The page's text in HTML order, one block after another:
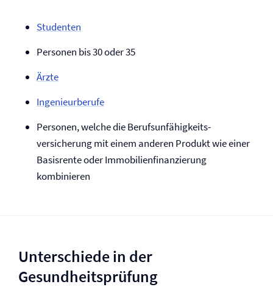
Studenten
Personen bis 30 oder 35
Ärzte
Ingenieurberufe
Personen, welche die Berufs­unfähigkeits­
versicherung mit einem anderen Produkt wie einer
Basisrente oder Immobilien­finanzierung
kombinieren
Unterschiede in der
Gesundheitsprüfung